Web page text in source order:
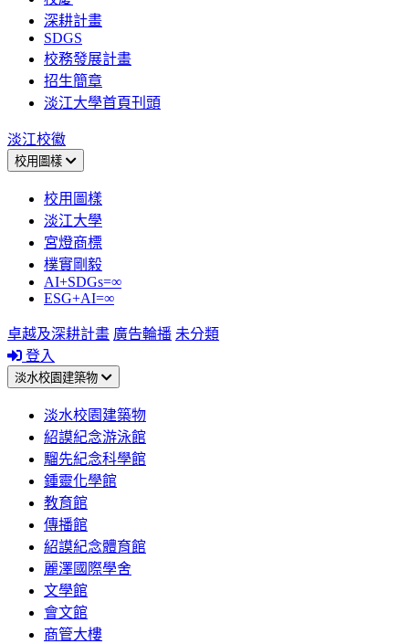
深耕計畫
SDGS
校務發展計畫
招生簡章
淡江大學首頁刊頭
淡江校徽
校用圖樣
校用圖樣
淡江大學
宮燈商標
樸實剛毅
AI+SDGs=∞
ESG+AI=∞
卓越及深耕計畫 廣告輪播 未分類
登入
淡水校園建築物
淡水校園建築物
紹謨紀念游泳館
騮先紀念科學館
鍾靈化學館
教育館
傳播館
紹謨紀念體育館
麗澤國際學舍
文學館
會文館
商管大樓